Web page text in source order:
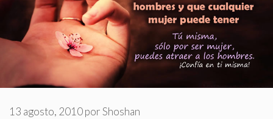
13 agosto, 2010porShoshan